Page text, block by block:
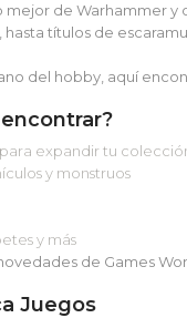
de Warhammer y
títulos de
del hobby, aquí
expandir tu
y monstruos
y más
de Games
Juegos